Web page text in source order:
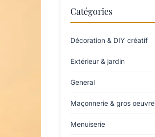
Catégories
Décoration & DIY créatif
Extérieur & jardin
General
Maçonnerie & gros oeuvre
Menuiserie